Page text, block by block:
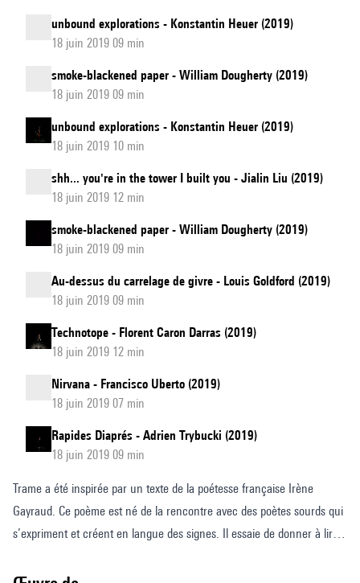
unbound explorations - Konstantin Heuer (2019)
18 juin 2019 09 min
smoke-blackened paper - William Dougherty (2019)
18 juin 2019 09 min
unbound explorations - Konstantin Heuer (2019)
18 juin 2019 10 min
shh... you're in the tower I built you - Jialin Liu (2019)
18 juin 2019 12 min
smoke-blackened paper - William Dougherty (2019)
18 juin 2019 09 min
Au-dessus du carrelage de givre - Louis Goldford (2019)
18 juin 2019 09 min
Technotope - Florent Caron Darras (2019)
18 juin 2019 12 min
Nirvana - Francisco Uberto (2019)
18 juin 2019 07 min
Rapides Diaprés - Adrien Trybucki (2019)
18 juin 2019 09 min
Trame a été inspirée par un texte de la poétesse française Irène
Gayraud. Ce poème est né de la rencontre avec des poètes sourds qui
s’expriment et créent en langue des signes. Il essaie de donner à lire
d’une personne, autant que peut le faire, par exemple, une voix, et